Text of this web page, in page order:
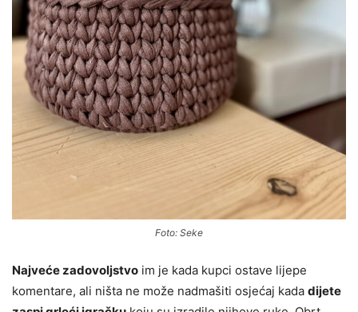
Foto: Seke
Najveće zadovoljstvo im je kada kupci ostave lijepe
komentare, ali ništa ne može nadmašiti osjećaj kada dijete